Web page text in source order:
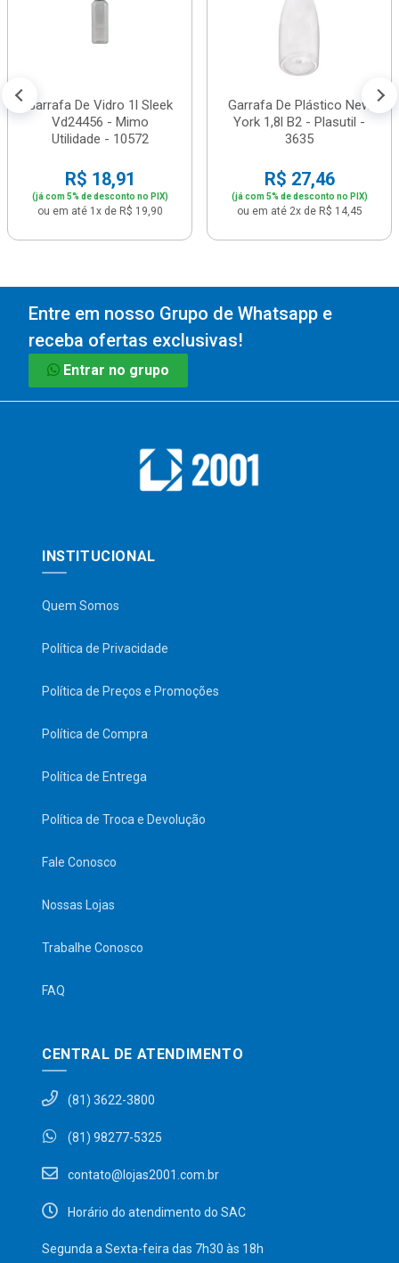
Garrafa De Vidro 1l Sleek
Vd24456 - Mimo
Utilidade - 10572
R$ 18,91
(já com 5% de desconto no PIX)
ou em até 1x de R$ 19,90
Garrafa De Plástico New
York 1,8l B2 - Plasutil -
3635
R$ 27,46
(já com 5% de desconto no PIX)
ou em até 2x de R$ 14,45
Entre em nosso Grupo de Whatsapp e
receba ofertas exclusivas!
Entrar no grupo
INSTITUCIONAL
Quem Somos
Política de Privacidade
Política de Preços e Promoções
Política de Compra
Política de Entrega
Política de Troca e Devolução
Fale Conosco
Nossas Lojas
Trabalhe Conosco
FAQ
CENTRAL DE ATENDIMENTO
(81) 3622-3800
(81) 98277-5325
contato@lojas2001.com.br
Horário do atendimento do SAC
Segunda a Sexta-feira das 7h30 às 18h